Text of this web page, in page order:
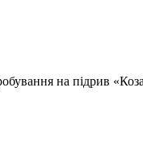
на підрив